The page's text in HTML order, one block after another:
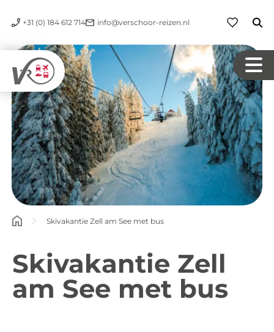
+31 (0) 184 612 714 info@verschoor-reizen.nl
Skivakantie Zell am See met bus
Skivakantie Zell
am See met bus